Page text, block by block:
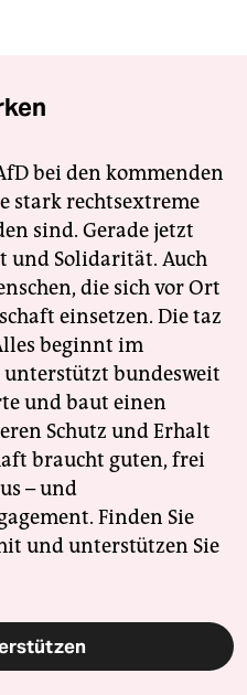
bei den kommenden
stark rechtsextreme
sind. Gerade jetzt
und Solidarität. Auch
die sich vor Ort
einsetzen. Die taz
beginnt im
bundesweit
und baut einen
Schutz und Erhalt
braucht guten, frei
– und
Finden Sie
und unterstützen Sie